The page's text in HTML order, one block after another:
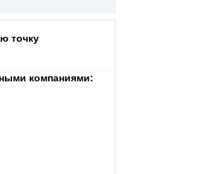
точку
компаниями: